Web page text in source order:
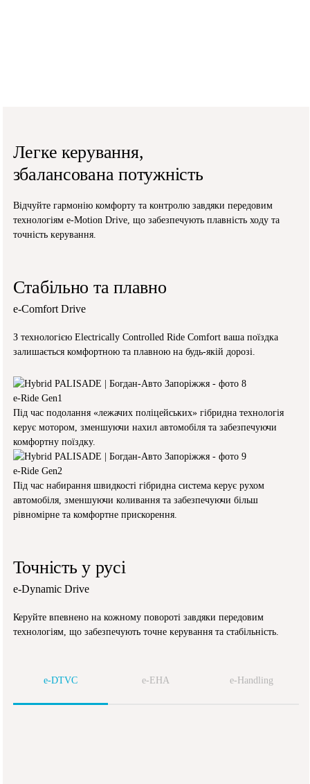
Легке керування,
збалансована потужність
Відчуйте гармонію комфорту та контролю завдяки передовим
технологіям e-Motion Drive, що забезпечують плавність ходу та
точність керування.
Стабільно та плавно
e-Comfort Drive
З технологією Electrically Controlled Ride Comfort ваша поїздка
залишається комфортною та плавною на будь-якій дорозі.
e-Ride Gen1
Під час подолання «лежачих поліцейських» гібридна технологія
керує мотором, зменшуючи нахил автомобіля та забезпечуючи
комфортну поїздку.
e-Ride Gen2
Під час набирання швидкості гібридна система керує рухом
автомобіля, зменшуючи коливання та забезпечуючи більш
рівномірне та комфортне прискорення.
Точність у русі
e-Dynamic Drive
Керуйте впевнено на кожному повороті завдяки передовим
технологіям, що забезпечують точне керування та стабільність.
e-DTVC e-EHA e-Handling